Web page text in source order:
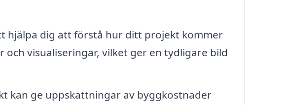
hjälpa dig att förstå hur ditt projekt kommer
visualiseringar, vilket ger en tydligare bild
kan ge uppskattningar av byggkostnader